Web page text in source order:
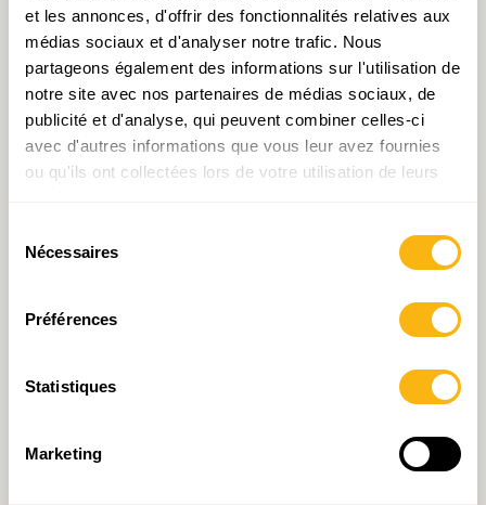
et les annonces, d'offrir des fonctionnalités relatives aux
médias sociaux et d'analyser notre trafic. Nous
partageons également des informations sur l'utilisation de
notre site avec nos partenaires de médias sociaux, de
publicité et d'analyse, qui peuvent combiner celles-ci
avec d'autres informations que vous leur avez fournies
ou qu'ils ont collectées lors de votre utilisation de leurs
Nécessaires
Préférences
Statistiques
Marketing
Le quantique, « next step »
Recueil d’IDEA : Grands
Recueil d’IDEA : Face aux
Pour (r)ouvrir le débat